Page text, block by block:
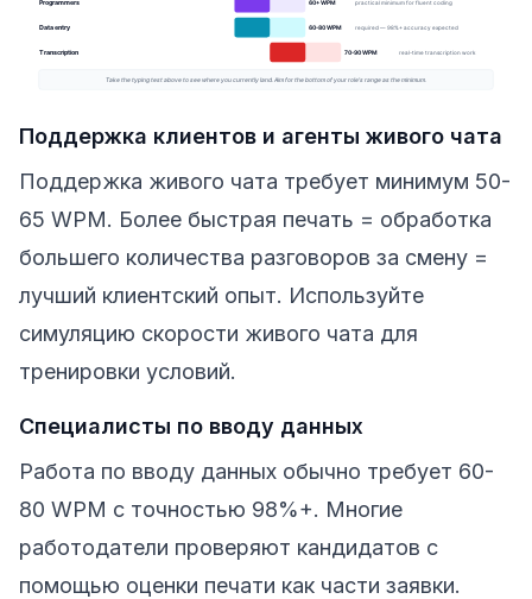
Поддержка клиентов и агенты живого чата
Поддержка живого чата требует минимум 50-
65 WPM. Более быстрая печать = обработка
большего количества разговоров за смену =
лучший клиентский опыт. Используйте
симуляцию скорости живого чата для
тренировки условий.
Специалисты по вводу данных
Работа по вводу данных обычно требует 60-
80 WPM с точностью 98%+. Многие
работодатели проверяют кандидатов с
помощью оценки печати как части заявки.